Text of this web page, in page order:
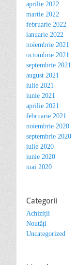
aprilie 2022
martie 2022
februarie 2022
ianuarie 2022
noiembrie 2021
octombrie 2021
septembrie 2021
august 2021
iulie 2021
iunie 2021
aprilie 2021
februarie 2021
noiembrie 2020
septembrie 2020
iulie 2020
iunie 2020
mai 2020
Categorii
Achiziții
Noutăți
Uncategorized